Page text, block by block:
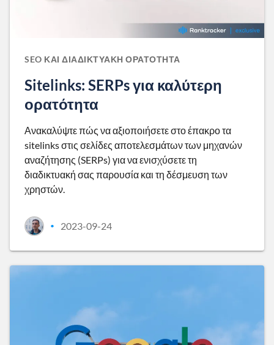
SEO ΚΑΙ ΔΙΑΔΙΚΤΥΑΚΉ ΟΡΑΤΌΤΗΤΑ
Sitelinks: SERPs για καλύτερη
ορατότητα
Ανακαλύψτε πώς να αξιοποιήσετε στο έπακρο τα
sitelinks στις σελίδες αποτελεσμάτων των μηχανών
αναζήτησης (SERPs) για να ενισχύσετε τη
διαδικτυακή σας παρουσία και τη δέσμευση των
χρηστών.
• 2023-09-24